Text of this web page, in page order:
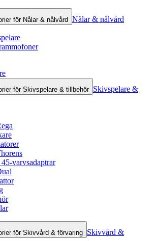
för Nålar & nålvård Nålar & nålvård
för Skivspelare & tillbehör Skivspelare &
varvsadaptrar
för Skivvård & förvaring Skivvård &